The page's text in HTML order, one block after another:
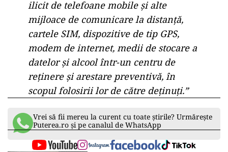
ilicit de telefoane mobile şi alte
mijloace de comunicare la distanţă,
cartele SIM, dispozitive de tip GPS,
modem de internet, medii de stocare a
datelor şi alcool într-un centru de
reţinere şi arestare preventivă, în
scopul folosirii lor de către deţinuţi.”
Vrei să fii mereu la curent cu toate știrile? Urmărește
Puterea.ro și pe canalul de WhatsApp